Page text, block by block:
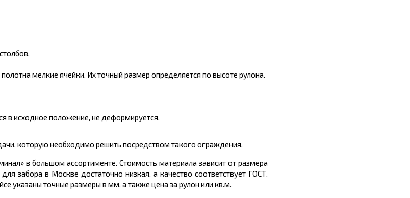
мелкие ячейки. Их точный размер определяется по высоте рулона.
в исходное положение, не деформируется.
которую необходимо решить посредством такого ограждения.
в большом ассортименте. Стоимость материала зависит от размера
забора в Москве достаточно низкая, а качество соответствует ГОСТ.
указаны точные размеры в мм, а также цена за рулон или кв.м.